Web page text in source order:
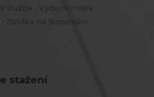
služba - Výdejní místa
Zásilka na Slovensko
stažení